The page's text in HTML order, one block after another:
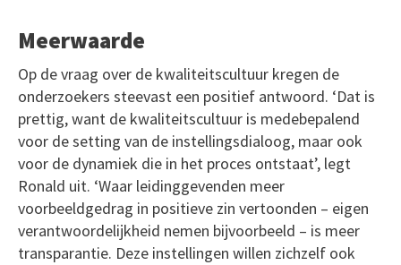
Meerwaarde
Op de vraag over de kwaliteitscultuur kregen de
onderzoekers steevast een positief antwoord. ‘Dat is
prettig, want de kwaliteitscultuur is medebepalend
voor de setting van de instellingsdialoog, maar ook
voor de dynamiek die in het proces ontstaat’, legt
Ronald uit. ‘Waar leidinggevenden meer
voorbeeldgedrag in positieve zin vertoonden – eigen
verantwoordelijkheid nemen bijvoorbeeld – is meer
transparantie. Deze instellingen willen zichzelf ook